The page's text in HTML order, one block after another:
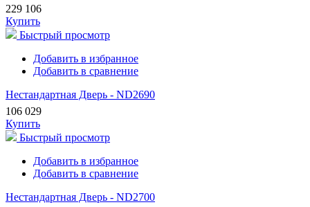
229 106
Купить
Быстрый просмотр
Добавить в избранное
Добавить в сравнение
Нестандартная Дверь - ND2690
106 029
Купить
Быстрый просмотр
Добавить в избранное
Добавить в сравнение
Нестандартная Дверь - ND2700